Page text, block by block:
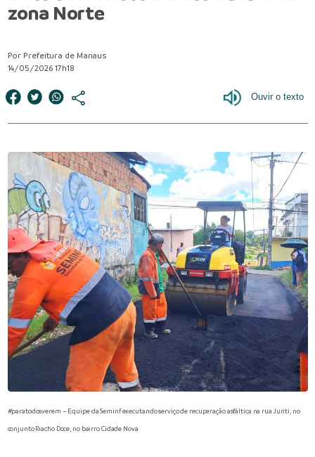
zona Norte
Por Prefeitura de Manaus
14/05/2026 17h18
#paratodosverem – Equipe da Seminf executando serviço de recuperação asfáltica na rua Juriti, no
conjunto Riacho Doce, no bairro Cidade Nova